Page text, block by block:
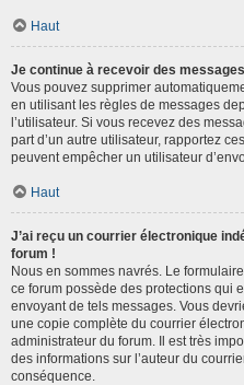
Haut
Je continue à recevoir des
Vous pouvez supprimer
en utilisant les règles de messages
l’utilisateur. Si vous recevez des
part d’un autre utilisateur, rapportez
peuvent empêcher un utilisateur
Haut
J’ai reçu un courrier électronique
forum !
Nous en sommes navrés. Le
ce forum possède des protections qui
envoyant de tels messages. Vous
une copie complète du courrier
administrateur du forum. Il est très
des informations sur l’auteur du
conséquence.